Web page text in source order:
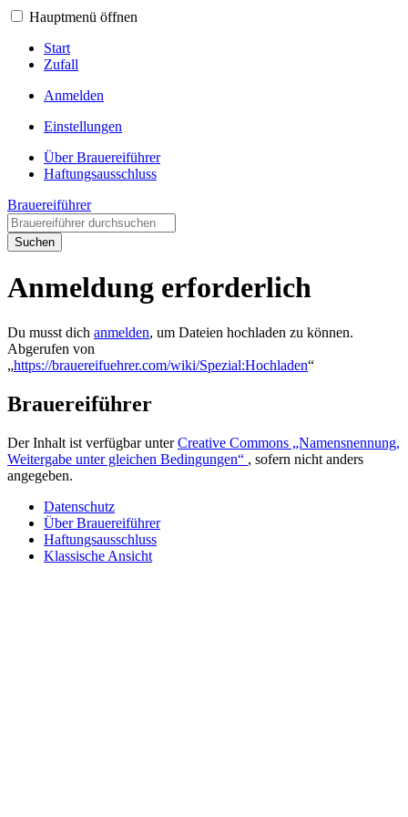
Hauptmenü öffnen
Start
Zufall
Anmelden
Einstellungen
Über Brauereiführer
Haftungsausschluss
Brauereiführer
Suchen
Anmeldung erforderlich
Du musst dich anmelden, um Dateien hochladen zu können.
Abgerufen von
„https://brauereifuehrer.com/wiki/Spezial:Hochladen“
Brauereiführer
Der Inhalt ist verfügbar unterCreative Commons „Namensnennung,
Weitergabe unter gleichen Bedingungen“ , sofern nicht anders
angegeben.
Datenschutz
Über Brauereiführer
Haftungsausschluss
Klassische Ansicht